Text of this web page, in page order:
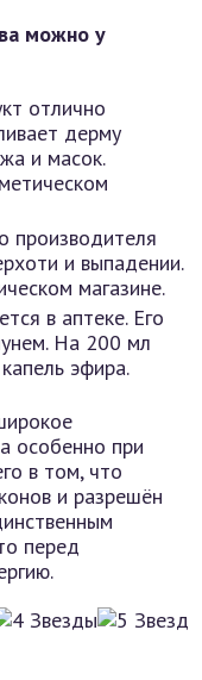
можно у
отлично
дерму
и масок.
производителя
и выпадении.
магазине.
в аптеке. Его
На 200 мл
эфира.
особенно при
в том, что
и разрешён
перед